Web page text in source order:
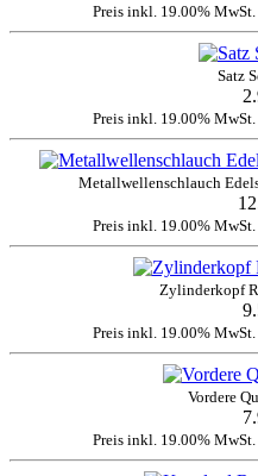
Preis inkl. 19.00% MwSt.
Satz
Preis inkl. 19.00% MwSt.
Metallwellenschlauch
Preis inkl. 19.00% MwSt.
Zylinderkopf
Preis inkl. 19.00% MwSt.
Vordere
Preis inkl. 19.00% MwSt.